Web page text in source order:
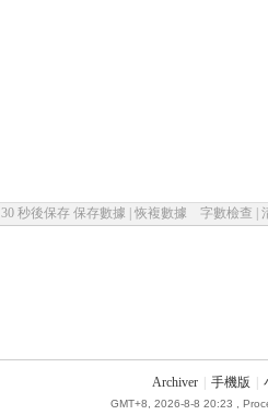
30 秒後保存 保存數據 恢複數據 字數檢查
Archiver 手機版
GMT+8, 2026-8-8 20:23 ,